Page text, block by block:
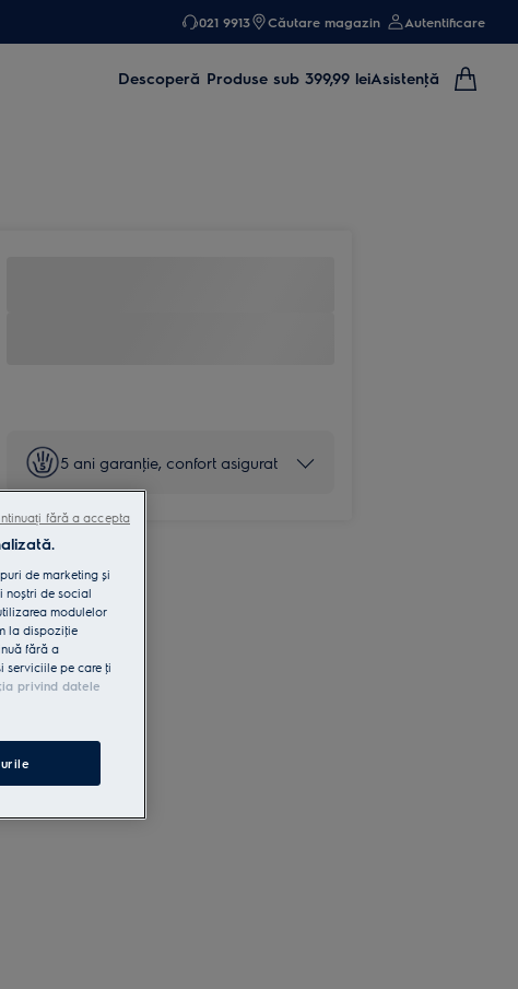
021 9913 Căutare magazin Autentificare
Descoperă Produse sub 399,99 leiAsistenţă
5 ani garanţie, confort asigurat
de marketing și
noștri de social
modulelor
la dispoziţie
fără a
serviciile pe care ţi
privind datele
fără a accepta